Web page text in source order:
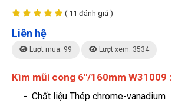
( 11 đánh giá )
Liên hệ
Lượt mua: 99 Lượt xem: 3534
Kìm mũi cong 6"/160mm W31009 :
- Chất liệu Thép chrome-vanadium